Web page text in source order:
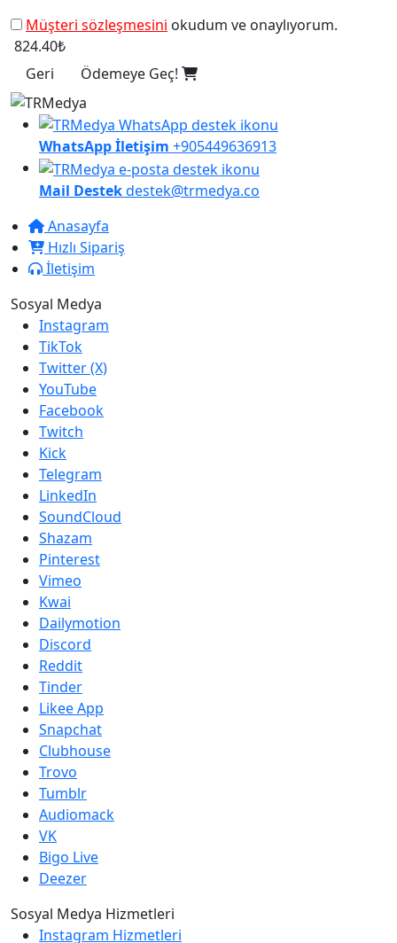
Müşteri sözleşmesini okudum ve onaylıyorum.
824.40₺
Geri
Ödemeye Geç!
WhatsApp İletişim +905449636913
Mail Destekdestek@trmedya.co
Anasayfa
Hızlı Sipariş
İletişim
Sosyal Medya
Instagram
TikTok
Twitter (X)
YouTube
Facebook
Twitch
Kick
Telegram
LinkedIn
SoundCloud
Shazam
Pinterest
Vimeo
Kwai
Dailymotion
Discord
Reddit
Tinder
Likee App
Snapchat
Clubhouse
Trovo
Tumblr
Audiomack
VK
Bigo Live
Deezer
Sosyal Medya Hizmetleri
Instagram Hizmetleri